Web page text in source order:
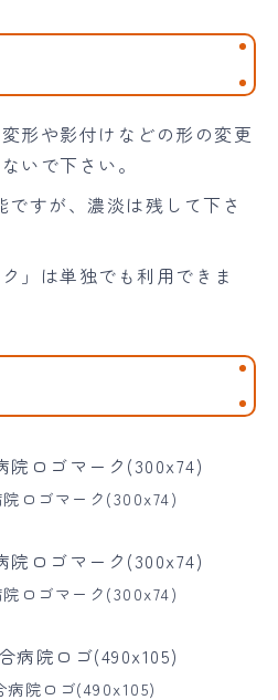
変形や影付けなどの形の変更
いで下さい。
ですが、濃淡は残して下さ
」は単独でも利用できま
ロゴマーク(300x74)
ロゴマーク(300x74)
病院ロゴ(490x105)